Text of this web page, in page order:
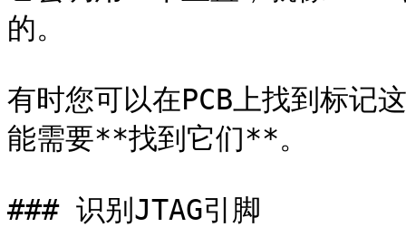
的。
有时您可以在PCB上找到标记
能需要**找到它们**。
### 识别JTAG引脚